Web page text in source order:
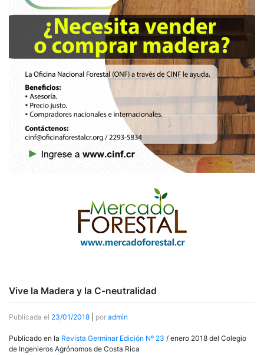
Vive la Madera y la C-neutralidad
Publicada el 23/01/2018 por admin
Publicado en la Revista Germinar Edición Nº 23 / enero 2018 del Colegio
de Ingenieros Agrónomos de Costa Rica